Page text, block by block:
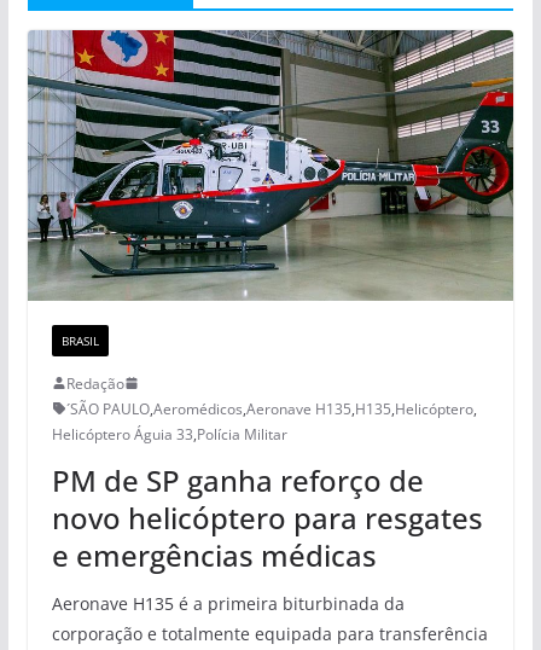
BRASIL
Redação
´SÃO PAULO,Aeromédicos,Aeronave H135,H135,Helicóptero,
Helicóptero Águia 33,Polícia Militar
PM de SP ganha reforço de
novo helicóptero para resgates
e emergências médicas
Aeronave H135 é a primeira biturbinada da
corporação e totalmente equipada para transferência